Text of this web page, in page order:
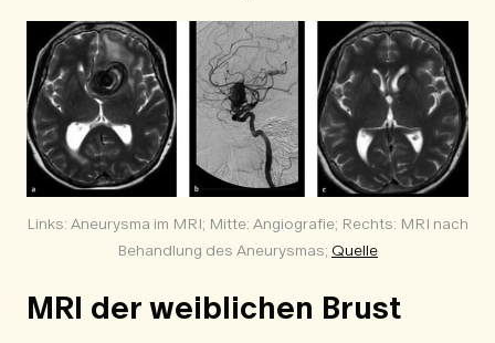
Links: Aneurysma im MRI; Mitte: Angiografie; Rechts: MRI nach
Behandlung des Aneurysmas; Quelle
MRI der weiblichen Brust